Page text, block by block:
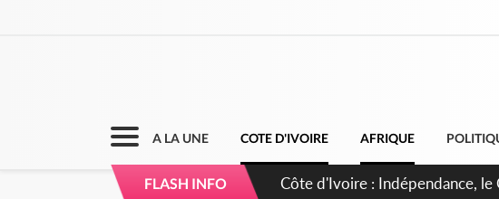
A LA UNE COTE D'IVOIRE AFRIQUE
FLASH INFO
Sierra Leone : Un projet de